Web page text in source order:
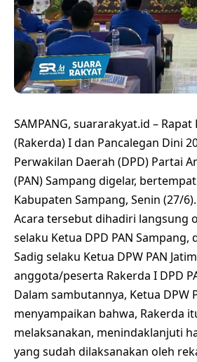
SAMPANG, suararakyat.id –
(Rakerda) I dan Pancalegan Dini
Perwakilan Daerah (DPD) Partai
(PAN) Sampang digelar,
Kabupaten Sampang, Senin (27/6).
Acara tersebut dihadiri langsung
selaku Ketua DPD PAN Sampang,
Sadig selaku Ketua DPW PAN
anggota/peserta Rakerda I DPD
Dalam sambutannya, Ketua DPW
menyampaikan bahwa, Rakerda
melaksanakan, menindaklanjuti
yang sudah dilaksanakan oleh